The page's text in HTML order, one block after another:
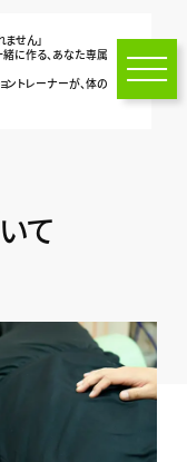
せん」
緒に作る、あなた専属
ントレーナーが、体の
て